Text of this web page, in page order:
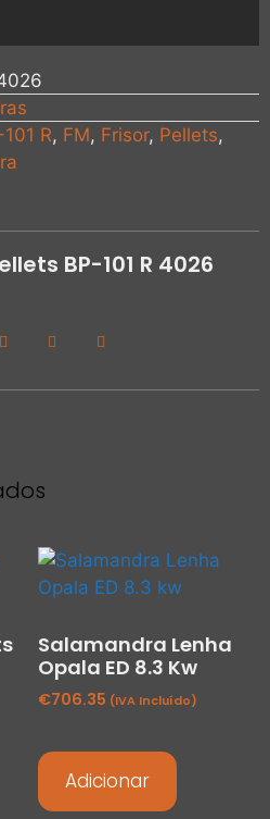
101 R, FM, Frisor, Pellets,
BP-101 R 4026
Salamandra Lenha
Opala ED 8.3 Kw
€706.35 (IVA Incluído)
Adicionar